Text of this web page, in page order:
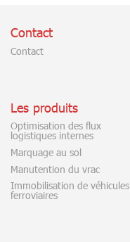
Contact
Contact
Les produits
Optimisation des flux
logistiques internes
Marquage au sol
Manutention du vrac
Immobilisation de véhicules
ferroviaires